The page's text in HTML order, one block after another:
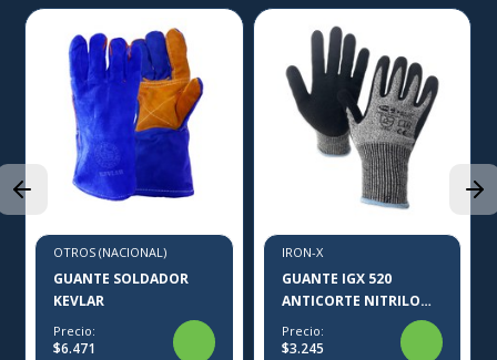
OTROS (NACIONAL)
GUANTE SOLDADOR
KEVLAR
Precio:
$6.471
IRON-X
GUANTE IGX 520
ANTICORTE NITRILO
ARENOSO
Precio:
$3.245